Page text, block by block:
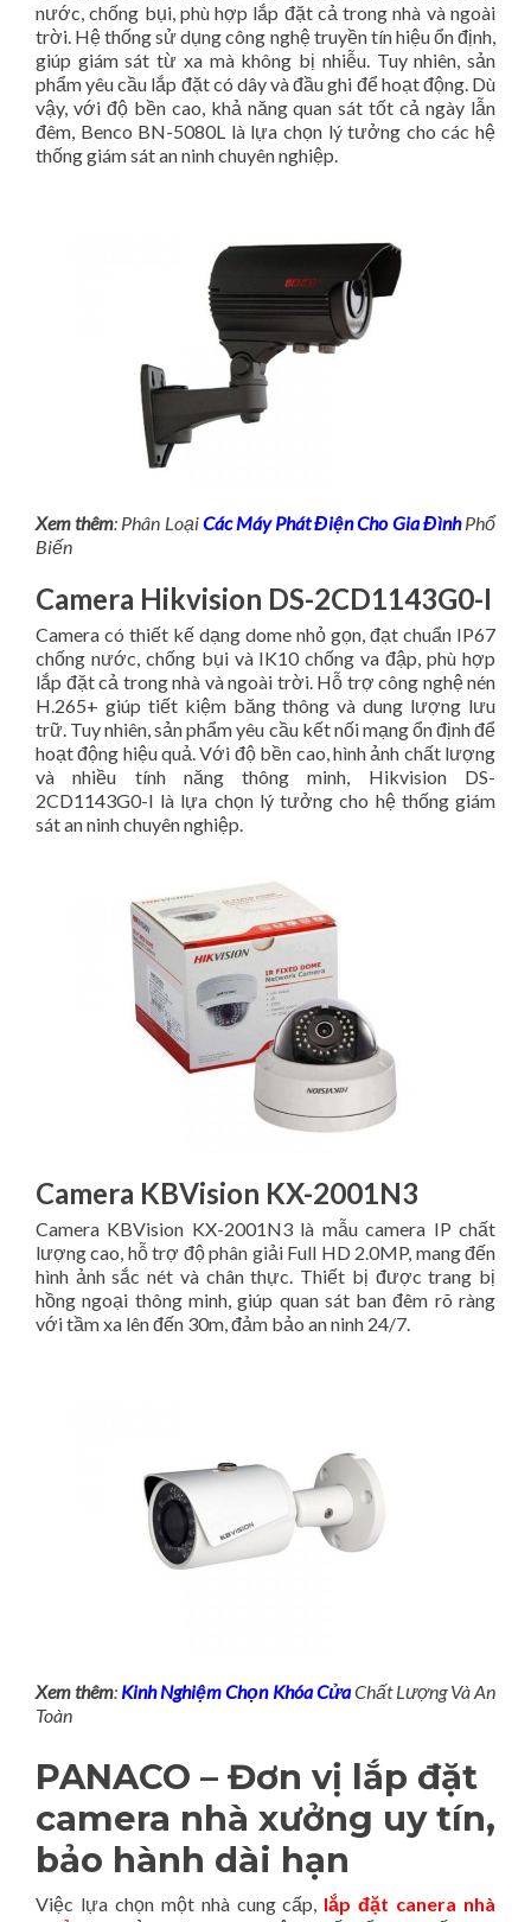
nước, chống bụi, phù hợp lắp đặt cả trong nhà và ngoài
trời. Hệ thống sử dụng công nghệ truyền tín hiệu ổn định,
giúp giám sát từ xa mà không bị nhiễu. Tuy nhiên, sản
phẩm yêu cầu lắp đặt có dây và đầu ghi để hoạt động. Dù
vậy, với độ bền cao, khả năng quan sát tốt cả ngày lẫn
đêm, Benco BN-5080L là lựa chọn lý tưởng cho các hệ
thống giám sát an ninh chuyên nghiệp.
Xem thêm: Phân LoạiCác Máy Phát Điện Cho Gia ĐìnhPhổ
Biến
Camera Hikvision DS-2CD1143G0-I
Camera có thiết kế dạng dome nhỏ gọn, đạt chuẩn IP67
chống nước, chống bụi và IK10 chống va đập, phù hợp
lắp đặt cả trong nhà và ngoài trời. Hỗ trợ công nghệ nén
H.265+ giúp tiết kiệm băng thông và dung lượng lưu
trữ. Tuy nhiên, sản phẩm yêu cầu kết nối mạng ổn định để
hoạt động hiệu quả. Với độ bền cao, hình ảnh chất lượng
và nhiều tính năng thông minh, Hikvision DS-
2CD1143G0-I là lựa chọn lý tưởng cho hệ thống giám
sát an ninh chuyên nghiệp.
Camera KBVision KX-2001N3
Camera KBVision KX-2001N3 là mẫu camera IP chất
lượng cao, hỗ trợ độ phân giải Full HD 2.0MP, mang đến
hình ảnh sắc nét và chân thực. Thiết bị được trang bị
hồng ngoại thông minh, giúp quan sát ban đêm rõ ràng
với tầm xa lên đến 30m, đảm bảo an ninh 24/7.
Xem thêm: Kinh Nghiệm Chọn Khóa CửaChất Lượng Và An
Toàn
PANACO – Đơn vị lắp đặt
camera nhà xưởng uy tín,
bảo hành dài hạn
Việc lựa chọn một nhà cung cấp, lắp đặt canera nhà